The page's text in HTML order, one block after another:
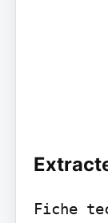
Fiche